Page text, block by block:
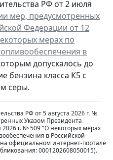
РФ от 2 июля
мер, предусмотренных
Федерации от 12
мерах по
в
допускалось до
бензина класса К5 с
серы.
РФ от 5 августа 2026 г. №
Указом Президента
г. № 509 "О некоторых мерах
в Российской
официальном интернет-портале
0001202608050015).